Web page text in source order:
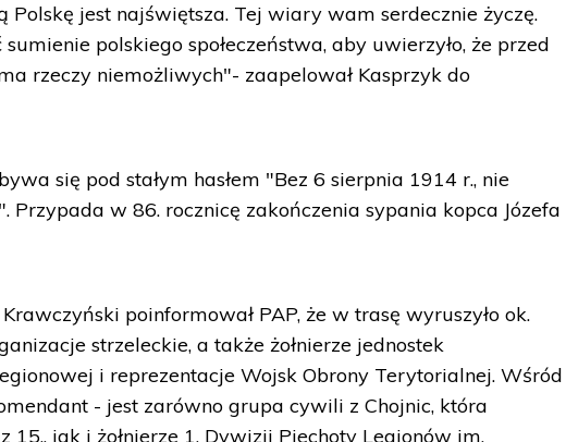
Polskę jest najświętsza. Tej wiary wam serdecznie życzę.
polskiego społeczeństwa, aby uwierzyło, że przed
rzeczy niemożliwych"- zaapelował Kasprzyk do
się pod stałym hasłem "Bez 6 sierpnia 1914 r., nie
Przypada w 86. rocznicę zakończenia sypania kopca Józefa
poinformował PAP, że w trasę wyruszyło ok.
strzeleckie, a także żołnierze jednostek
i reprezentacje Wojsk Obrony Terytorialnej. Wśród
- jest zarówno grupa cywili z Chojnic, która
15., jak i żołnierze 1. Dywizji Piechoty Legionów im.